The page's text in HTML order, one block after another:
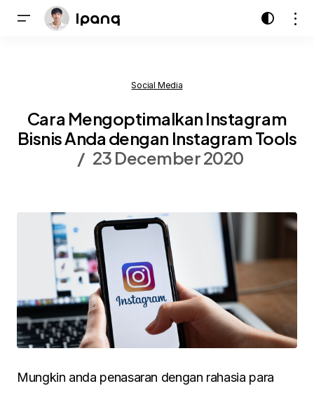
Social Media
Cara Mengoptimalkan Instagram
Bisnis Anda dengan Instagram Tools
23 December 2020
Mungkin anda penasaran dengan rahasia para